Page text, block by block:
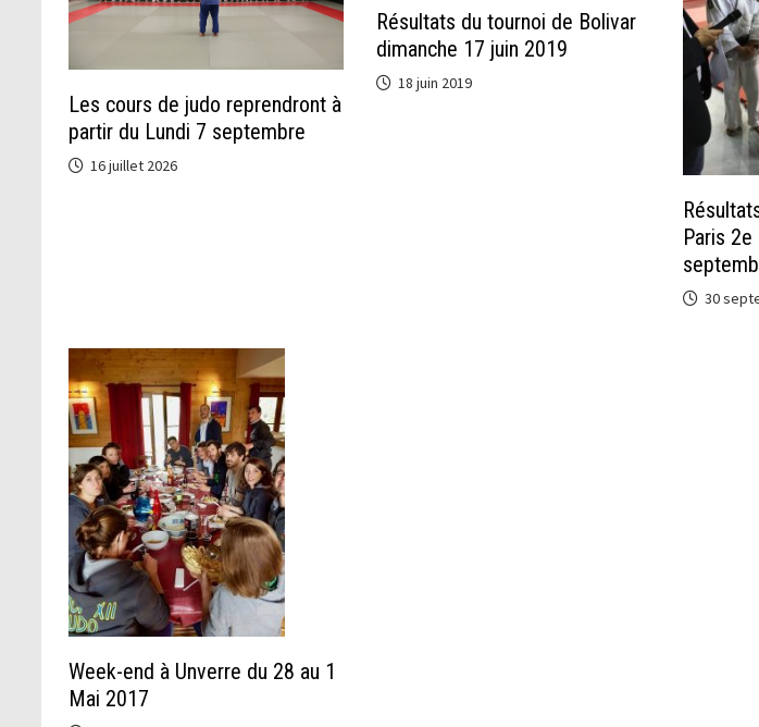
Les cours de judo reprendront à
partir du Lundi 7 septembre
16 juillet 2026
Résultats du tournoi de Bolivar
dimanche 17 juin 2019
18 juin 2019
Paris
30
Week-end à Unverre du 28 au 1
Mai 2017